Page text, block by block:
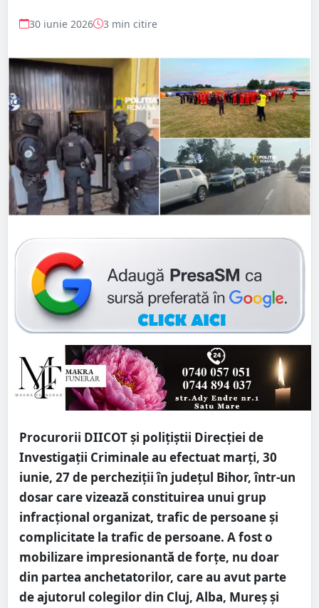
30 iunie 2026 3 min citire
Procurorii DIICOT și polițiștii Direcției de
Investigații Criminale au efectuat marți, 30
iunie, 27 de percheziții în județul Bihor, într-un
dosar care vizează constituirea unui grup
infracțional organizat, trafic de persoane și
complicitate la trafic de persoane. A fost o
mobilizare impresionantă de forțe, nu doar
din partea anchetatorilor, care au avut parte
de ajutorul colegilor din Cluj, Alba, Mureș și